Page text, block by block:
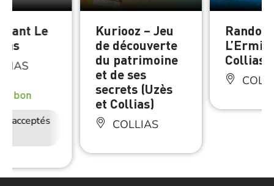
Le
bon
acceptés
Accès Internet
Kuriooz – Jeu
de découverte
du patrimoine
et de ses
secrets (Uzès
et Collias)
COLLIAS
Collias